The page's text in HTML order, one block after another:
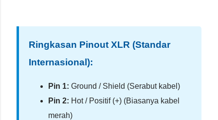
Ringkasan Pinout XLR (Standar
Internasional):
Pin 1: Ground / Shield (Serabut kabel)
Pin 2: Hot / Positif (+) (Biasanya kabel
merah)